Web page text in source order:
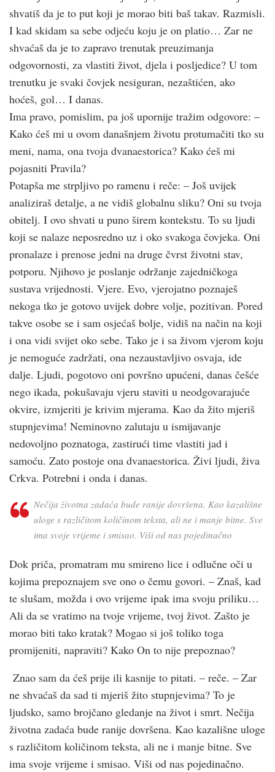
shvatiš da je to put koji je morao biti baš takav. Razmisli.
I kad skidam sa sebe odjeću koju je on platio… Zar ne
shvaćaš da je to zapravo trenutak preuzimanja
odgovornosti, za vlastiti život, djela i posljedice? U tom
trenutku je svaki čovjek nesiguran, nezaštićen, ako
hoćeš, gol… I danas.
Ima pravo, pomislim, pa još upornije tražim odgovore: –
Kako ćeš mi u ovom današnjem životu protumačiti tko su
meni, nama, ona tvoja dvanaestorica? Kako ćeš mi
pojasniti Pravila?
Potapša me strpljivo po ramenu i reče: – Još uvijek
analiziraš detalje, a ne vidiš globalnu sliku? Oni su tvoja
obitelj. I ovo shvati u puno širem kontekstu. To su ljudi
koji se nalaze neposredno uz i oko svakoga čovjeka. Oni
pronalaze i prenose jedni na druge čvrst životni stav,
potporu. Njihovo je poslanje održanje zajedničkoga
sustava vrijednosti. Vjere. Evo, vjerojatno poznaješ
nekoga tko je gotovo uvijek dobre volje, pozitivan. Pored
takve osobe se i sam osjećaš bolje, vidiš na način na koji
i ona vidi svijet oko sebe. Tako je i sa živom vjerom koju
je nemoguće zadržati, ona nezaustavljivo osvaja, ide
dalje. Ljudi, pogotovo oni površno upućeni, danas češće
nego ikada, pokušavaju vjeru staviti u neodgovarajuće
okvire, izmjeriti je krivim mjerama. Kao da žito mjeriš
stupnjevima! Neminovno zalutaju u ismijavanje
nedovoljno poznatoga, zastirući time vlastiti jad i
samoću. Zato postoje ona dvanaestorica. Živi ljudi, živa
Crkva. Potrebni i onda i danas.
Nečija životna zadaća bude ranije dovršena. Kao kazališne
uloge s različitom količinom teksta, ali ne i manje bitne. Sve
ima svoje vrijeme i smisao. Viši od nas pojedinačno
Dok priča, promatram mu smireno lice i odlučne oči u
kojima prepoznajem sve ono o čemu govori. – Znaš, kad
te slušam, možda i ovo vrijeme ipak ima svoju priliku…
Ali da se vratimo na tvoje vrijeme, tvoj život. Zašto je
morao biti tako kratak? Mogao si još toliko toga
promijeniti, napraviti? Kako On to nije prepoznao?
Znao sam da ćeš prije ili kasnije to pitati. – reče. – Zar
ne shvaćaš da sad ti mjeriš žito stupnjevima? To je
ljudsko, samo brojčano gledanje na život i smrt. Nečija
životna zadaća bude ranije dovršena. Kao kazališne uloge
s različitom količinom teksta, ali ne i manje bitne. Sve
ima svoje vrijeme i smisao. Viši od nas pojedinačno.